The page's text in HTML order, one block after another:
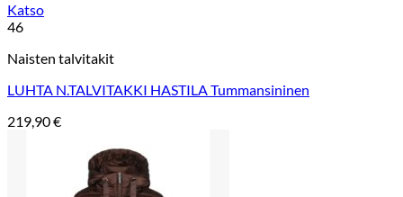
Katso
46
Naisten talvitakit
LUHTA N.TALVITAKKI HASTILA Tummansininen
219,90€